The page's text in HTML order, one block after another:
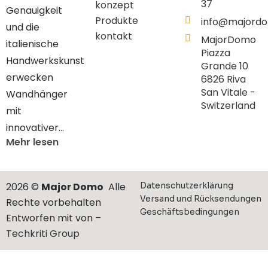
Genauigkeit
und die
italienische
Handwerkskunst
erwecken
Wandhänger
mit
innovativer…
Mehr lesen
konzept
Produkte
kontakt
37
MajorDomo
Piazza
Grande 10
6826 Riva
San Vitale -
Switzerland
2026 © Major Domo Alle
Rechte vorbehalten
Entworfen mit von –
Techkriti Group
Datenschutzerklärung
Versand und Rücksendungen
Geschäftsbedingungen